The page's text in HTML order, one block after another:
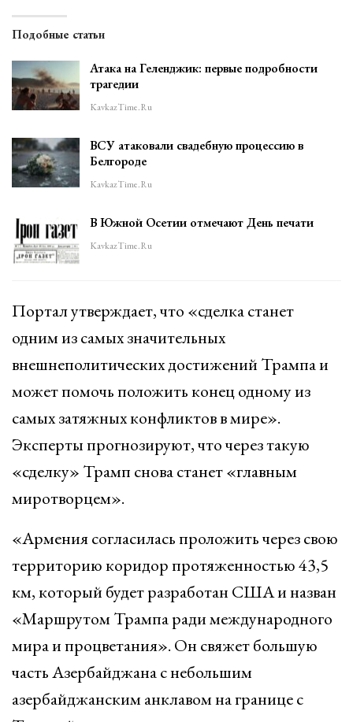
Подобные статьи
Атака на Геленджик: первые подробности
трагедии
KavkazTime.ru
ВСУ атаковали свадебную процессию в
Белгороде
KavkazTime.ru
В Южной Осетии отмечают День печати
KavkazTime.ru
Портал утверждает, что «сделка станет
одним из самых значительных
внешнеполитических достижений Трампа и
может помочь положить конец одному из
самых затяжных конфликтов в мире».
Эксперты прогнозируют, что через такую
«сделку» Трамп снова станет «главным
миротворцем».
«Армения согласилась проложить через свою
территорию коридор протяженностью 43,5
км, который будет разработан США и назван
«Маршрутом Трампа ради международного
мира и процветания». Он свяжет большую
часть Азербайджана с небольшим
азербайджанским анклавом на границе с